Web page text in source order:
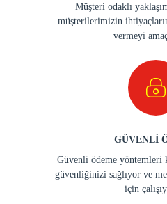
Müşteri odaklı
müşterilerimizin
vermeyi
GÜVENLİ
Güvenli ödeme yöntemleri
güvenliğinizi sağlıyor ve
için